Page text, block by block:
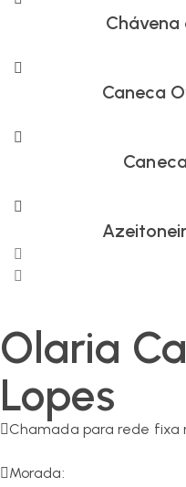
Chávena
Caneca
Olaria
Lopes
Chamada para rede fixa
Morada: